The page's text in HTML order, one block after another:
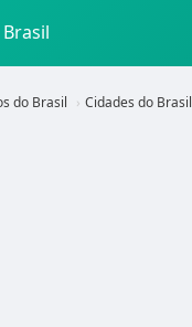
do Brasil Cidades do Brasil